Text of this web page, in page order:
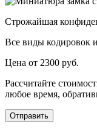
Строжайшая
Все виды кодировок
Цена от 2300 руб.
Рассчитайте
любое время,
Отправить